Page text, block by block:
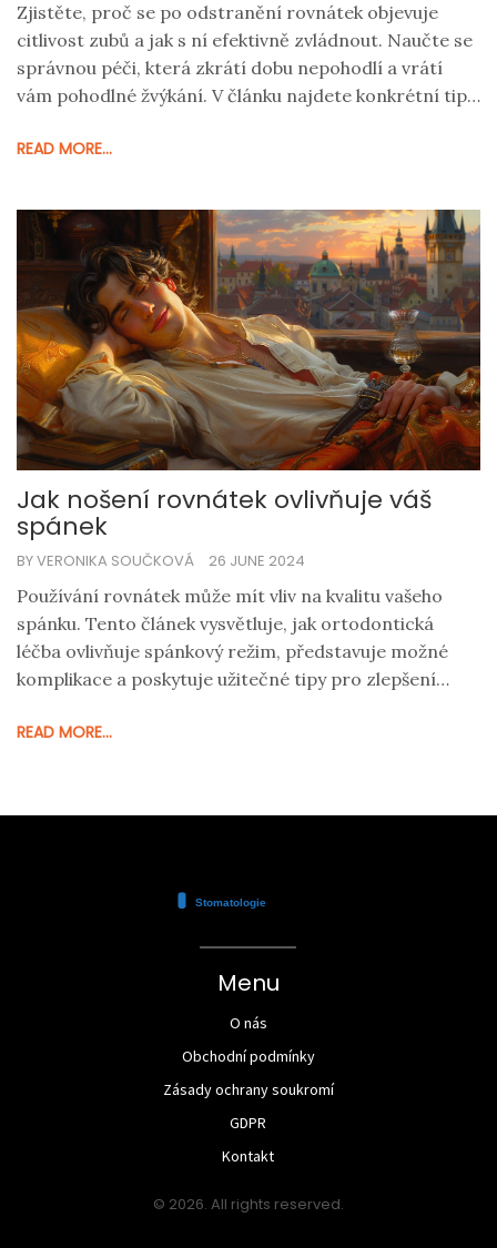
Zjistěte, proč se po odstranění rovnátek objevuje
citlivost zubů a jak s ní efektivně zvládnout. Naučte se
správnou péči, která zkrátí dobu nepohodlí a vrátí
vám pohodlné žvýkání. V článku najdete konkrétní tipy,
READ MORE...
Jak nošení rovnátek ovlivňuje váš
spánek
BY VERONIKA SOUČKOVÁ 26 JUNE 2024
Používání rovnátek může mít vliv na kvalitu vašeho
spánku. Tento článek vysvětluje, jak ortodontická
léčba ovlivňuje spánkový režim, představuje možné
komplikace a poskytuje užitečné tipy pro zlepšení
READ MORE...
Menu
O nás
Obchodní podmínky
Zásady ochrany soukromí
GDPR
Kontakt
© 2026. All rights reserved.